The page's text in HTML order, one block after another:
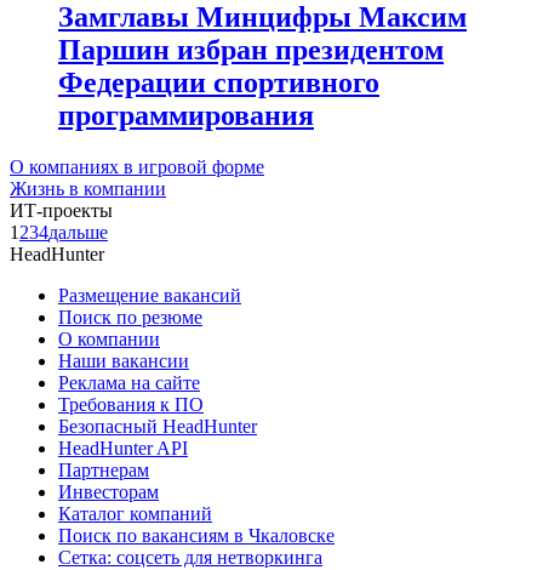
Замглавы Минцифры Максим
Паршин избран президентом
Федерации спортивного
программирования
О компаниях в игровой форме
Жизнь в компании
ИТ-проекты
1 234дальше
HeadHunter
Размещение вакансий
Поиск по резюме
О компании
Наши вакансии
Реклама на сайте
Требования к ПО
Безопасный HeadHunter
HeadHunter API
Партнерам
Инвесторам
Каталог компаний
Поиск по вакансиям в Чкаловске
Сетка: соцсеть для нетворкинга